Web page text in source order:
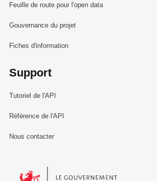
Feuille de route pour l'open data
Gouvernance du projet
Fiches d'information
Support
Tutoriel de l'API
Référence de l'API
Nous contacter
Le Gouvernement du Grand-Duché de